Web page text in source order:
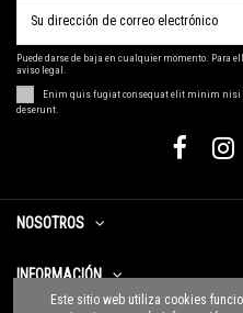
Puede darse de baja en cualquier momento. Para
aviso legal.
Enim quis fugiat consequat elit minim nisi
deserunt.
NOSOTROS
INFORMACIÓN
Este sitio web utiliza cookies